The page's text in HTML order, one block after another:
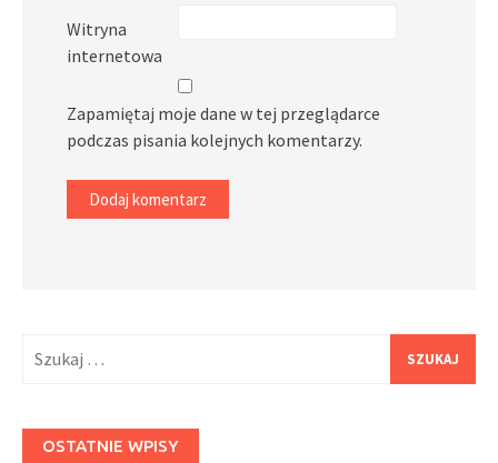
Witryna
internetowa
Zapamiętaj moje dane w tej przeglądarce
podczas pisania kolejnych komentarzy.
OSTATNIE WPISY